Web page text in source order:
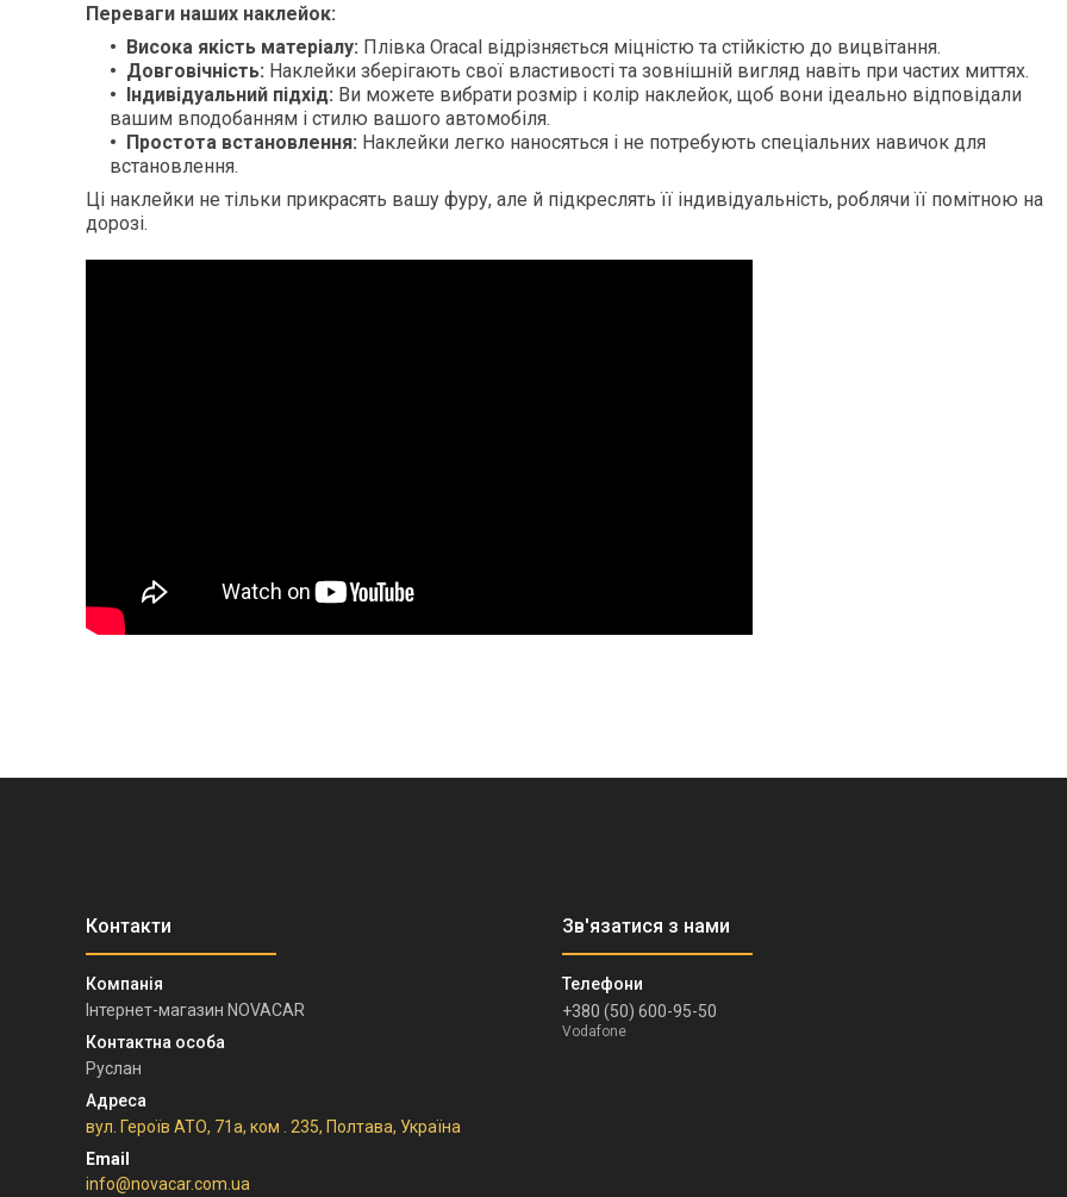
Переваги наших наклейок:
Висока якість матеріалу: Плівка Oracal відрізняється міцністю та стійкістю до вицвітання.
Довговічність: Наклейки зберігають свої властивості та зовнішній вигляд навіть при частих миттях.
Індивідуальний підхід: Ви можете вибрати розмір і колір наклейок, щоб вони ідеально відповідали
вашим вподобанням і стилю вашого автомобіля.
Простота встановлення: Наклейки легко наносяться і не потребують спеціальних навичок для
встановлення.
Ці наклейки не тільки прикрасять вашу фуру, але й підкреслять її індивідуальність, роблячи її помітною на
дорозі.
Інтернет-магазин NOVACAR
Руслан
вул. Героїв АТО, 71а, ком . 235, Полтава, Україна
info@novacar.com.ua
+380 (50) 600-95-50
Vodafone